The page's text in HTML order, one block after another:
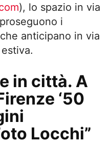
), lo spazio in via
i
che anticipano in via
in città. A
‘50
Locchi”